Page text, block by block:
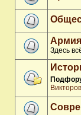
Армия
Здесь